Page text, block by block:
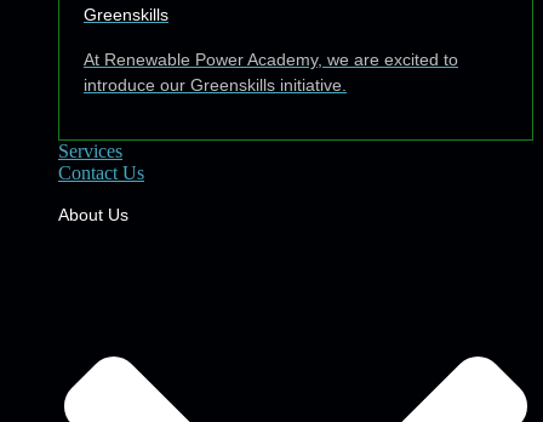
Greenskills
At Renewable Power Academy, we are excited to
introduce our Greenskills initiative.
Services
Contact Us
About Us